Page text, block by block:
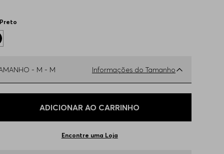
Preto
- M - M Informações do Tamanho
ADICIONAR AO CARRINHO
Encontre uma Loja